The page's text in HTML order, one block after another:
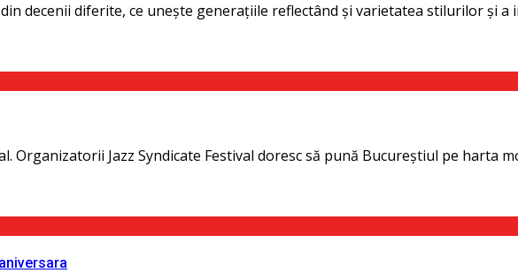
din decenii diferite, ce unește generaţiile reflectând și varietatea stilurilor și
Organizatorii Jazz Syndicate Festival doresc să pună Bucureștiul pe harta